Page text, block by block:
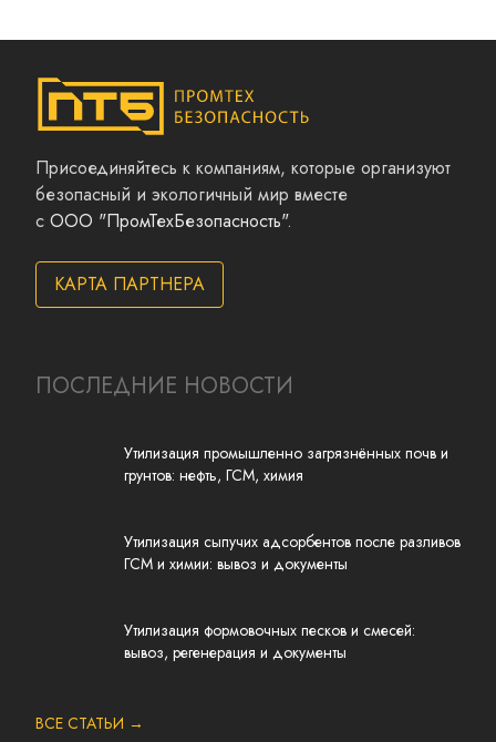
Присоединяйтесь к компаниям, которые организуют
безопасный и экологичный мир вместе
с ООО "ПромТехБезопасность".
КАРТА ПАРТНЕРА
ПОСЛЕДНИЕ НОВОСТИ
Утилизация промышленно загрязнённых почв и
грунтов: нефть, ГСМ, химия
Утилизация сыпучих адсорбентов после разливов
ГСМ и химии: вывоз и документы
Утилизация формовочных песков и смесей:
вывоз, регенерация и документы
ВСЕ СТАТЬИ →